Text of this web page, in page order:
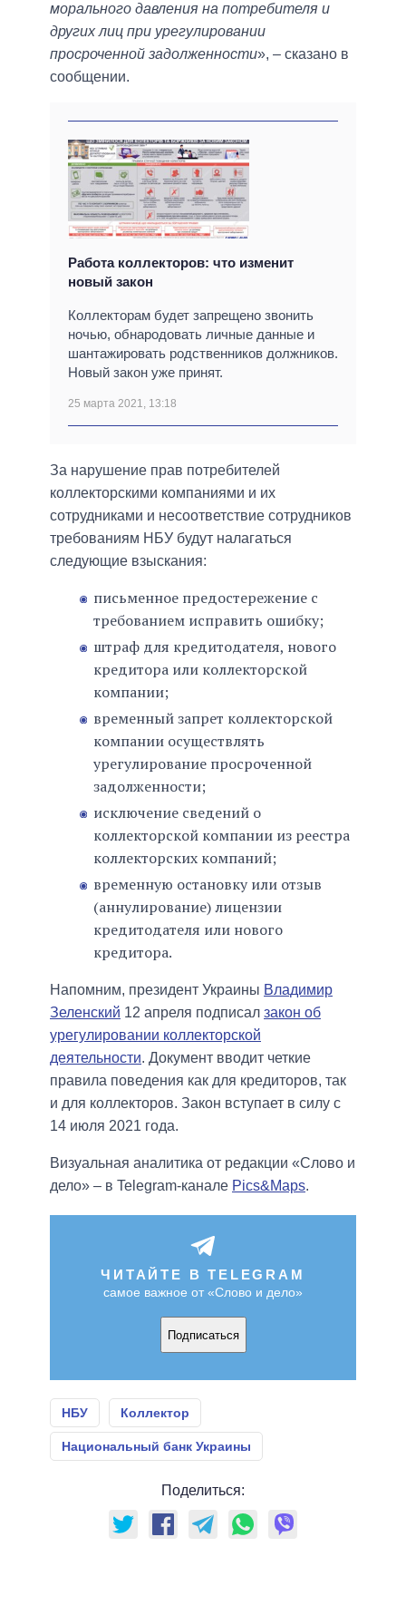
морального давления на потребителя и
других лиц при урегулировании
просроченной задолженности», – сказано в
сообщении.
Работа коллекторов: что изменит
новый закон
Коллекторам будет запрещено звонить
ночью, обнародовать личные данные и
шантажировать родственников должников.
Новый закон уже принят.
25 марта 2021, 13:18
За нарушение прав потребителей
коллекторскими компаниями и их
сотрудниками и несоответствие сотрудников
требованиям НБУ будут налагаться
следующие взыскания:
письменное предостережение с
требованием исправить ошибку;
штраф для кредитодателя, нового
кредитора или коллекторской
компании;
временный запрет коллекторской
компании осуществлять
урегулирование просроченной
задолженности;
исключение сведений о
коллекторской компании из реестра
коллекторских компаний;
временную остановку или отзыв
(аннулирование) лицензии
кредитодателя или нового
кредитора.
Напомним, президент Украины Владимир
Зеленский 12 апреля подписал закон об
урегулировании коллекторской
деятельности. Документ вводит четкие
правила поведения как для кредиторов, так
и для коллекторов. Закон вступает в силу с
14 июля 2021 года.
Визуальная аналитика от редакции «Слово и
дело» – в Telegram-канале Pics&Maps.
ЧИТАЙТЕ В TELEGRAM
самое важное от «Слово и дело»
Подписаться
НБУ Коллектор
Национальный банк Украины
Поделиться: